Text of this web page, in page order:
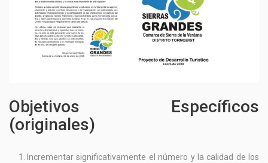
Objetivos Específicos
(originales)
Incrementar significativamente el número y la calidad de los